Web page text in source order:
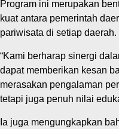
Program ini merupakan
kuat antara pemerintah
pariwisata di setiap daerah.
“Kami berharap sinergi
dapat memberikan kesan
merasakan pengalaman
tetapi juga penuh nilai
Ia juga mengungkapkan